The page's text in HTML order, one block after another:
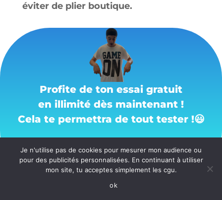
éviter de plier boutique.
Profite de ton essai gratuit
en illimité dès maintenant !
Cela te permettra de tout tester !😃
OUI, JE DÉMARRE MON ESSAI GRATUIT ILLIMITÉ
Je n'utilise pas de cookies pour mesurer mon audience ou
pour des publicités personnalisées. En continuant à utiliser
mon site, tu acceptes simplement les cgu.
ok